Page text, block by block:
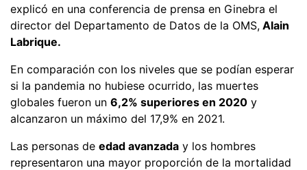
explicó en una conferencia de prensa en Ginebra el
director del Departamento de Datos de la OMS, Alain
Labrique.
En comparación con los niveles que se podían esperar
si la pandemia no hubiese ocurrido, las muertes
globales fueron un 6,2% superiores en 2020 y
alcanzaron un máximo del 17,9% en 2021.
Las personas de edad avanzada y los hombres
representaron una mayor proporción de la mortalidad